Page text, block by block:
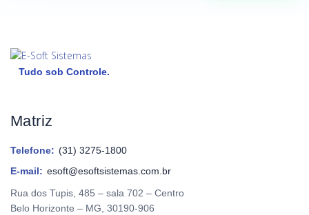
Tudo sob Controle.
Matriz
Telefone: (31) 3275-1800
E-mail: esoft@esoftsistemas.com.br
Rua dos Tupis, 485 – sala 702 – Centro
Belo Horizonte – MG, 30190-906